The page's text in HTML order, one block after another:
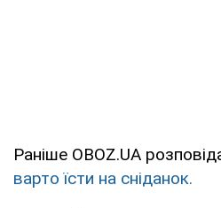
Раніше OBOZ.UA
варто їсти на сніданок.